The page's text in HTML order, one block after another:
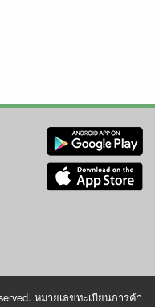
หมายเลขทะเบียนการค้า